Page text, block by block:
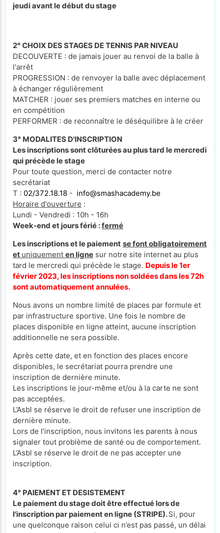
jeudi avant le début du stage
2° CHOIX DES STAGES DE TENNIS PAR NIVEAU
DECOUVERTE : de jamais jouer au renvoi de la balle à
l'arrêt
PROGRESSION : de renvoyer la balle avec déplacement
à échanger régulièrement
MATCHER : jouer ses premiers matches en interne ou
en compétition
PERFORMER : de reconnaître le déséquilibre à le créer
3° MODALITES D'INSCRIPTION
Les inscriptions sont clôturées au plus tard le mercredi
qui précède le stage
Pour toute question, merci de contacter notre
secrétariat
T : 02/372.18.18 - info@smashacademy.be
Horaire d'ouverture :
Lundi - Vendredi : 10h - 16h
Week-end et jours férié :fermé
Les inscriptions et le paiement se font obligatoirement
et uniquement en ligne sur notre site internet au plus
tard le mercredi qui précède le stage. Depuis le 1er
février 2023, les inscriptions non soldées dans les 72h
sont automatiquement annulées.
Nous avons un nombre limité de places par formule et
par infrastructure sportive. Une fois le nombre de
places disponible en ligne atteint, aucune inscription
additionnelle ne sera possible.
Après cette date, et en fonction des places encore
disponibles, le secrétariat pourra prendre une
inscription de dernière minute.
Les inscriptions le jour-même et/ou à la carte ne sont
pas acceptées.
L’Asbl se réserve le droit de refuser une inscription de
dernière minute.
Lors de l’inscription, nous invitons les parents à nous
signaler tout problème de santé ou de comportement.
L’Asbl se réserve le droit de ne pas accepter une
inscription.
4° PAIEMENT ET DESISTEMENT
Le paiement du stage doit être effectué lors de
l'inscription par paiement en ligne (STRIPE).Si, pour
une quelconque raison celui ci n’est pas passé, un délai